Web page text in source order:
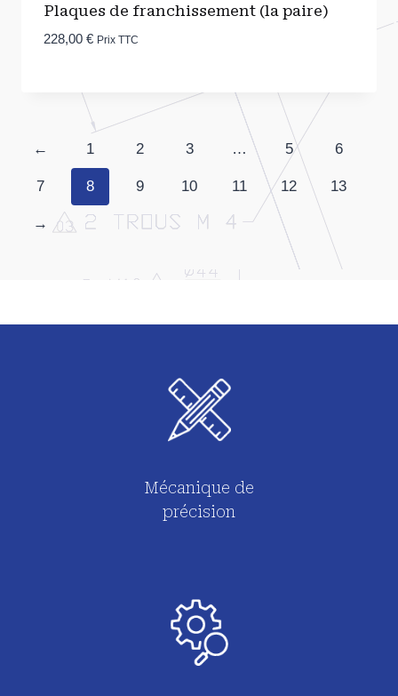
Plaques de franchissement (la paire)
228,00 € Prix TTC
← 1 2 3 … 5 6
7 8 9 10 11 12 13
→
Mécanique de
précision